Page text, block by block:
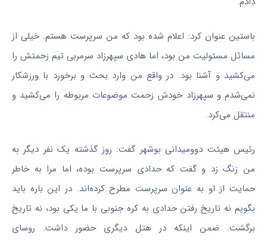
باستین عنوان کرد: اعلام شده بود که من سرپرست هستم. خیلی از
مسائل مسئولیت من بود، اما هادی سپهرزاد سرمربی تیم زحمتش را
می‌کشید و آشنا بود. در واقع من وارد بحث و برخورد با ورزشکار
نمی‌شدم و سپهرزاد خودش زحمت موضوعات مربوطه را می‌کشید و
منتقل می‌کرد.
رئیس هیئت دوومیدانی بوشهر گفت: روز گذشته یک نفر دیگر به
من زنگ زد و گفت که حدادی سرپرست بوده، اما مرا به خاطر
حمایت از او به عنوان سرپرست مطرح کرده‌اند. در این باره باید
بگویم نه تاریخ رفتن حدادی به کره جنوبی با ما یکی بود، نه تاریخ
برگشت. ضمن اینکه در هتل دیگری حضور داشت. روسای